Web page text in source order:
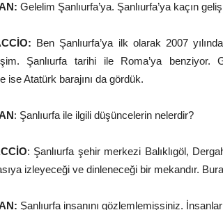
Gelelim Şanlıurfa’ya. Şanlıurfa’ya kaçın
Ben Şanlıurfa’ya ilk olarak 2007
Şanlıurfa tarihi ile Roma’ya benziyor.
ise Atatürk barajını da gördük.
: Şanlıurfa ile ilgili düşüncelerin nelerdir?
: Şanlıurfa şehir merkezi Balıklıgöl,
izleyeceği ve dinleneceği bir mekandır.
Şanlıurfa insanını gözlemlemişsiniz.